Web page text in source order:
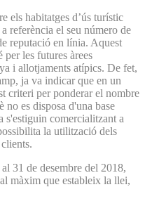
els habitatges d’ús turístic
referència el seu número de
reputació en línia. Aquest
per les futures àrees
i allotjaments atípics. De fet,
ja va indicar que en un
criteri per ponderar el nombre
no es disposa d'una base
s'estiguin comercialitzant a
la utilització dels
31 de desembre del 2018,
màxim que estableix la llei,